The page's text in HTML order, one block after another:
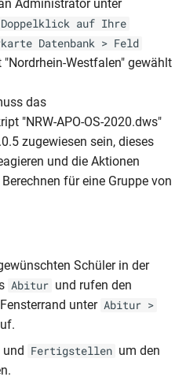
Administrator unter
Doppelklick auf Ihre
Datenbank > Feld
"Nordrhein-Westfalen" gewählt
das
"NRW-APO-OS-2020.dws"
zugewiesen sein, dieses
und die Aktionen
für eine Gruppe von
Schüler in der
Abitur und rufen den
unter Abitur >
und Fertigstellen um den